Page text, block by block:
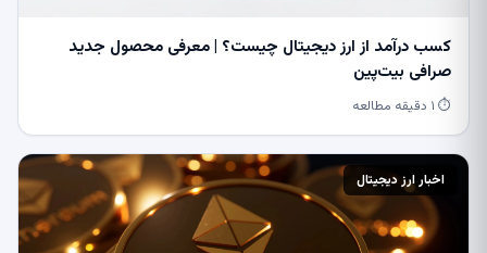
کسب درآمد از ارز دیجیتال چیست؟ | معرفی محصول جدید
صرافی بیت‌پین
⏱ ۱ دقیقه مطالعه
اخبار ارز دیجیتال